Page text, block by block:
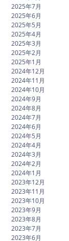
2025年7月
2025年6月
2025年5月
2025年4月
2025年3月
2025年2月
2025年1月
2024年12月
2024年11月
2024年10月
2024年9月
2024年8月
2024年7月
2024年6月
2024年5月
2024年4月
2024年3月
2024年2月
2024年1月
2023年12月
2023年11月
2023年10月
2023年9月
2023年8月
2023年7月
2023年6月